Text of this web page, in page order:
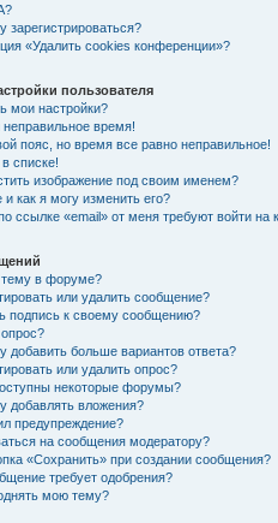
зарегистрироваться?
«Удалить cookies конференции»?
пользователя
мои настройки?
время!
пояс, но время все равно неправильное!
списке!
изображение под своим именем?
и как я могу изменить его?
ссылке «email» от меня требуют войти на
тему в форуме?
или удалить сообщение?
подпись к своему сообщению?
добавить больше вариантов ответа?
или удалить опрос?
некоторые форумы?
добавлять вложения?
предупреждение?
на сообщения модератору?
«Сохранить» при создании сообщения?
требует одобрения?
мою тему?